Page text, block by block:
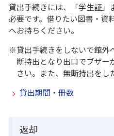
貸出手続きには、「学生証」
必要です。借りたい図書・資
へお持ちください。
※貸出手続きをしないで館外
断持出となり出口でブザー
さい。また、無断持出をし
貸出期間・冊数
返却